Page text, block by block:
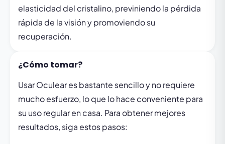
elasticidad del cristalino, previniendo la pérdida
rápida de la visión y promoviendo su
recuperación.
¿Cómo tomar?
Usar Oculear es bastante sencillo y no requiere
mucho esfuerzo, lo que lo hace conveniente para
su uso regular en casa. Para obtener mejores
resultados, siga estos pasos: